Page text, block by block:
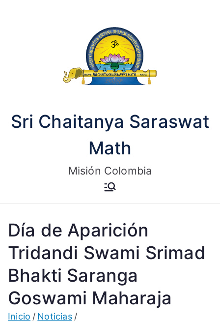
Sri Chaitanya Saraswat
Math
Misión Colombia
Día de Aparición
Tridandi Swami Srimad
Bhakti Saranga
Goswami Maharaja
Inicio
Noticias